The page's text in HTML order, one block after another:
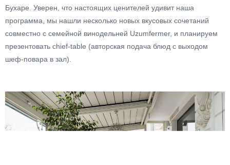
Бухаре. Уверен, что настоящих ценителей удивит наша
программа, мы нашли несколько новых вкусовых сочетаний
совместно с семейной винодельней Uzumfermer, и планируем
презентовать chief-table (авторская подача блюд с выходом
шеф-повара в зал).